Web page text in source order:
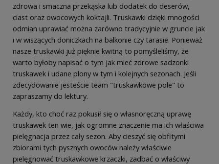
zdrowa i smaczna przekąska lub dodatek do deserów,
ciast oraz owocowych koktajli. Truskawki dzięki mnogości
odmian uprawiać można zarówno tradycyjnie w gruncie jak
i w wiszących doniczkach na balkonie czy tarasie. Ponieważ
nasze truskawki już pięknie kwitną to pomyśleliśmy, że
warto byłoby napisać o tym jak mieć zdrowe sadzonki
truskawek i udane plony w tym i kolejnych sezonach. Jeśli
zdecydowanie jesteście team "truskawkowe pole" to
zapraszamy do lektury.
Każdy, kto choć raz pokusił się o własnoręczną uprawę
truskawek ten wie, jak ogromne znaczenie ma ich właściwa
pielęgnacja przez cały sezon. Aby cieszyć się obfitymi
zbiorami tych pysznych owoców należy właściwie
pielęgnować truskawkowe krzaczki, zadbać o właściwy